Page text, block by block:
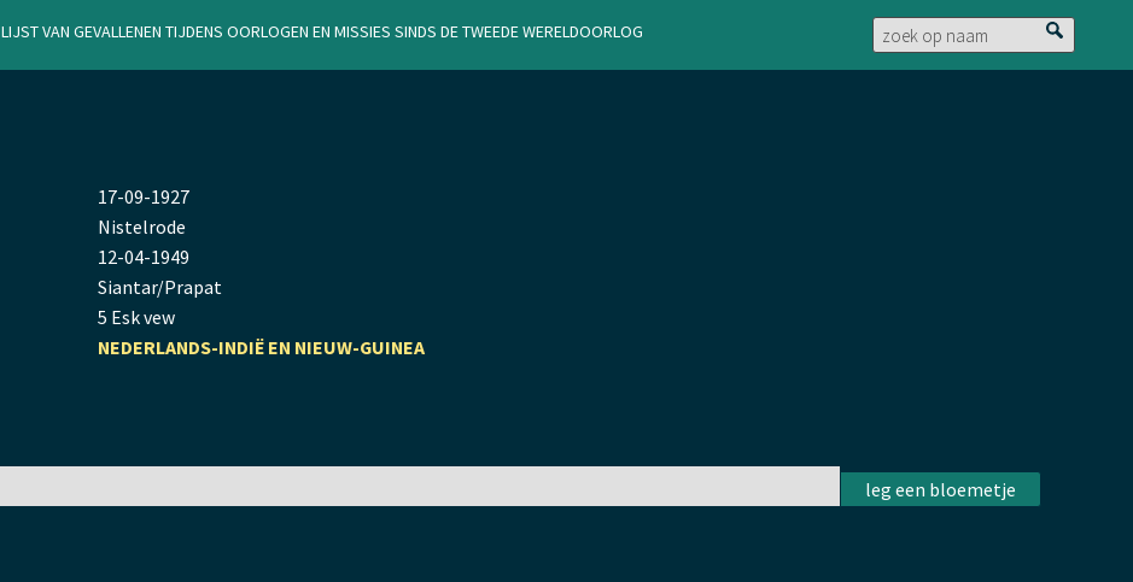
Lijst van gevallenen tijdens oorlogen en missies sinds de Tweede Wereldoorlog
17-09-1927
Nistelrode
12-04-1949
Siantar/Prapat
5 Esk vew
NEDERLANDS-INDIË EN NIEUW-GUINEA